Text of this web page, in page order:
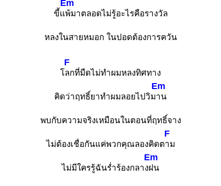
ขี้แ
Em
พ้มาตลอดไม่รู้อะไรคือรางวัล
หลงในสายหมอก ในปอดต้องการควัน
โ
F
ลกที่มืดไม่ทำผมหลงทิศทาง
คิดว่าฤทธิ์ยาทำผมลอยไปวิม
Em
าน
พบกับความจริงเหมือนในตอนที่ฤทธิ์จาง
ไม่ต้องเชื่อกันแค่พวกคุณลองคิดต
F
าม
ไม่มีใครรู้ฉันร่ำร้องกลาง
Em
ฝน